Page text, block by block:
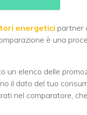
energetici partner
è una
un elenco delle
il dato del tuo
nel comparatore,